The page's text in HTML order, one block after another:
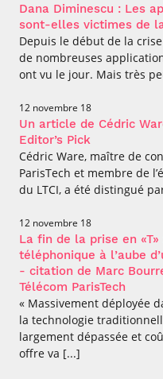
Dana Diminescu : Les
sont-elles victimes de
Depuis le début de la
de nombreuses
ont vu le jour. Mais très
12 novembre 18
Un article de Cédric
Editor’s Pick
Cédric Ware, maître de
ParisTech et membre de
du LTCI, a été distingué
12 novembre 18
La fin de la prise en «T»
téléphonique à l’aube
- citation de Marc
Télécom ParisTech
« Massivement déployée
la technologie
largement dépassée et
offre va [...]